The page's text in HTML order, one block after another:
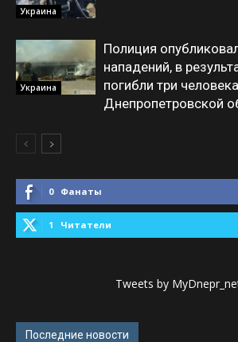
Украина
Украина
Полиция
нападений, в
погибли три
Днепропетровской
0 Фанаты
1 Читатели
Tweets by
Последние новости